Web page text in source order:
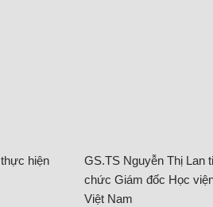
hiện
GS.TS Nguyễn Thị Lan
chức Giám đốc Học
Việt Nam